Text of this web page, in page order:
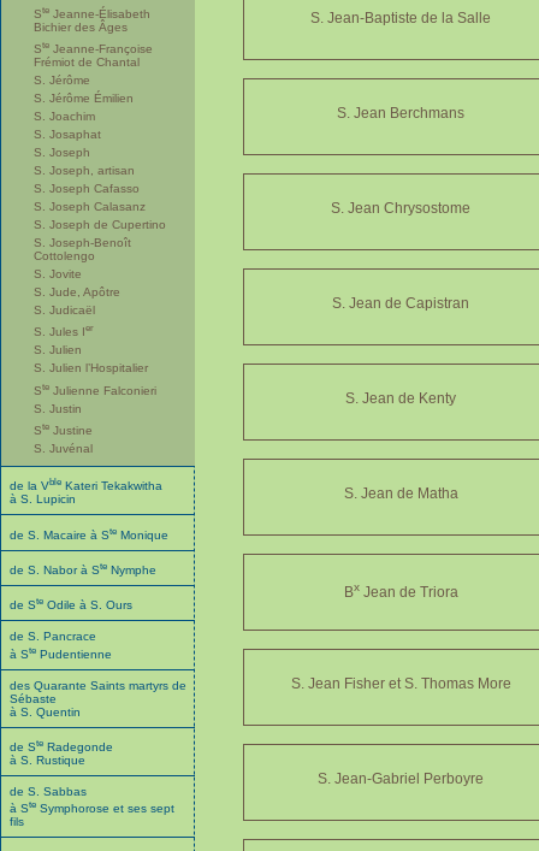
Ste Jeanne-Élisabeth
Bichier des Âges
Ste Jeanne-Françoise
Frémiot de Chantal
S. Jérôme
S. Jérôme Émilien
S. Joachim
S. Josaphat
S. Joseph
S. Joseph, artisan
S. Joseph Cafasso
S. Joseph Calasanz
S. Joseph de Cupertino
S. Joseph-Benoît
Cottolengo
S. Jovite
S. Jude, Apôtre
S. Judicaël
S. Jules Ier
S. Julien
S. Julien l’Hospitalier
Ste Julienne Falconieri
S. Justin
Ste Justine
S. Juvénal
de la Vble Kateri Tekakwitha
à S. Lupicin
de S. Macaire à Ste Monique
de S. Nabor à Ste Nymphe
de Ste Odile à S. Ours
de S. Pancrace
à Ste Pudentienne
des Quarante Saints martyrs de
Sébaste
à S. Quentin
de Ste Radegonde
à S. Rustique
de S. Sabbas
à Ste Symphorose et ses sept
fils
S. Jean-Baptiste de la Salle
S. Jean Berchmans
S. Jean Chrysostome
S. Jean de Capistran
S. Jean de Kenty
S. Jean de Matha
BxJean de Triora
S. Jean Fisher et S. Thomas More
S. Jean-Gabriel Perboyre